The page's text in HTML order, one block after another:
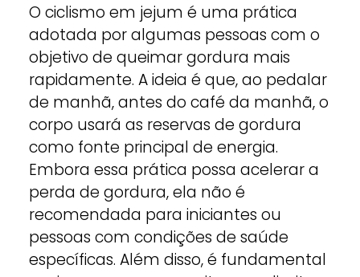
O ciclismo em jejum é uma prática
adotada por algumas pessoas com o
objetivo de queimar gordura mais
rapidamente. A ideia é que, ao pedalar
de manhã, antes do café da manhã, o
corpo usará as reservas de gordura
como fonte principal de energia.
Embora essa prática possa acelerar a
perda de gordura, ela não é
recomendada para iniciantes ou
pessoas com condições de saúde
específicas. Além disso, é fundamental